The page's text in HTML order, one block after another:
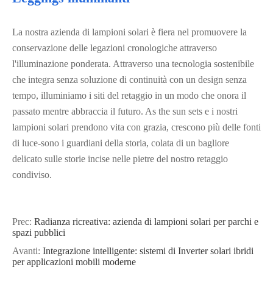
La nostra azienda di lampioni solari è fiera nel promuovere la
conservazione delle legazioni cronologiche attraverso
l'illuminazione ponderata. Attraverso una tecnologia sostenibile
che integra senza soluzione di continuità con un design senza
tempo, illuminiamo i siti del retaggio in un modo che onora il
passato mentre abbraccia il futuro. As the sun sets e i nostri
lampioni solari prendono vita con grazia, crescono più delle fonti
di luce-sono i guardiani della storia, colata di un bagliore
delicato sulle storie incise nelle pietre del nostro retaggio
condiviso.
Prec: Radianza ricreativa: azienda di lampioni solari per parchi e
spazi pubblici
Avanti: Integrazione intelligente: sistemi di Inverter solari ibridi
per applicazioni mobili moderne